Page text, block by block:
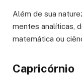
Além de sua
mentes analíticas,
matemática ou
Capricórnio